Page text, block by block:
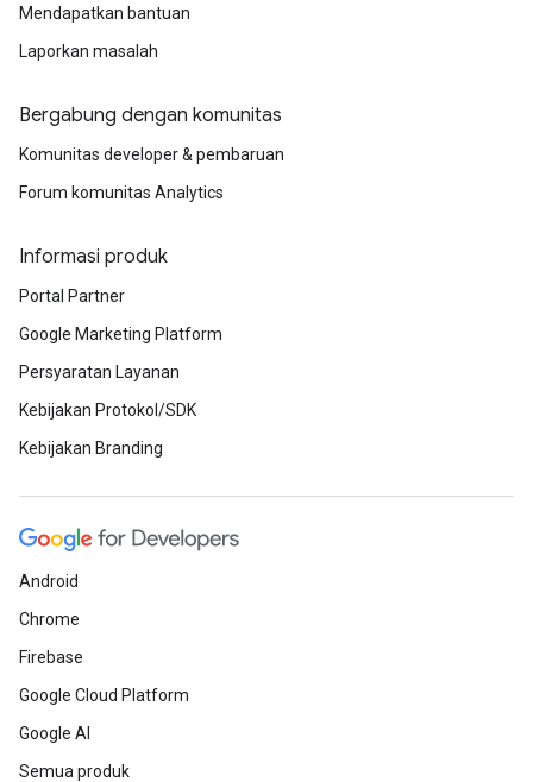
Mendapatkan bantuan
Laporkan masalah
Bergabung dengan komunitas
Komunitas developer & pembaruan
Forum komunitas Analytics
Informasi produk
Portal Partner
Google Marketing Platform
Persyaratan Layanan
Kebijakan Protokol/SDK
Kebijakan Branding
Android
Chrome
Firebase
Google Cloud Platform
Google AI
Semua produk